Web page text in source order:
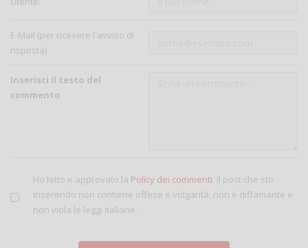
E-Mail (per ricevere l'avviso di
risposta)
Inserisci il testo del
commento
Ho letto e approvato la Policy dei commenti. Il post che sto
inserendo non contiene offese e volgarità, non è diffamante e
non viola le leggi italiane.